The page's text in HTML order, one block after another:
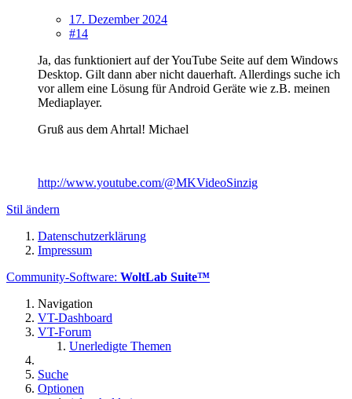
17. Dezember 2024
#14
Ja, das funktioniert auf der YouTube Seite auf dem Windows
Desktop. Gilt dann aber nicht dauerhaft. Allerdings suche ich
vor allem eine Lösung für Android Geräte wie z.B. meinen
Mediaplayer.
Gruß aus dem Ahrtal! Michael
http://www.youtube.com/@MKVideoSinzig
Stil ändern
Datenschutzerklärung
Impressum
Community-Software: WoltLab Suite™
Navigation
VT-Dashboard
VT-Forum
Unerledigte Themen
Suche
Optionen